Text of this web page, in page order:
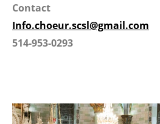
Contact
Info.choeur.scsl@gmail.com
514-953-0293